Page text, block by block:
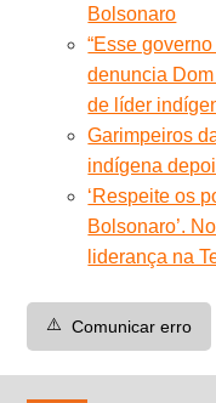
Bolsonaro
“Esse
denuncia
de líder
Garimpeiros
indígena
‘Respeite os
Bolsonaro’.
liderança na
⚠️ Comunicar erro